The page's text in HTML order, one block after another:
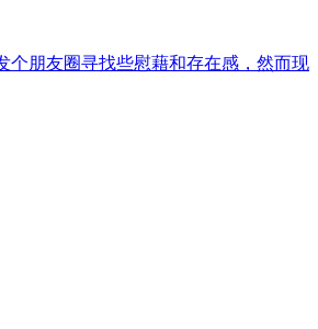
个朋友圈寻找些慰藉和存在感，然而现